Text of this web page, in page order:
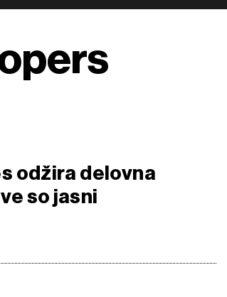
odžira delovna
so jasni